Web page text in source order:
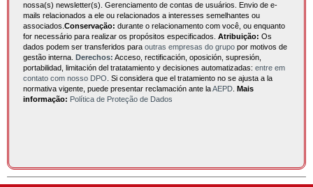
nossa(s) newsletter(s). Gerenciamento de contas de usuários. Envio de e-
mails relacionados a ele ou relacionados a interesses semelhantes ou
associados. Conservação: durante o relacionamento com você, ou enquanto
for necessário para realizar os propósitos especificados. Atribuição: Os
dados podem ser transferidos para outras empresas do grupo por motivos de
gestão interna. Derechos: Acceso, rectificación, oposición, supresión,
portabilidad, limitación del tratatamiento y decisiones automatizadas: entre em
contato com nosso DPO . Si considera que el tratamiento no se ajusta a la
normativa vigente, puede presentar reclamación ante laAEPD Mais
informação: Política de Proteção de Dados